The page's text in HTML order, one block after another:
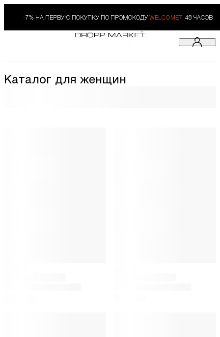
-7% НА ПЕРВУЮ ПОКУПКУ ПО ПРОМОКОДУ WELCOME7. 48 ЧАСОВ
Каталог для женщин